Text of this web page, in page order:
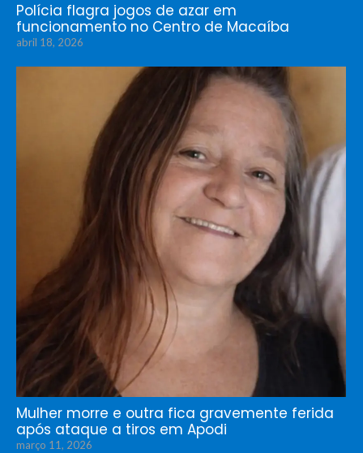
Polícia flagra jogos de azar em
funcionamento no Centro de Macaíba
abril 18, 2026
Mulher morre e outra fica gravemente ferida
após ataque a tiros em Apodi
março 11, 2026